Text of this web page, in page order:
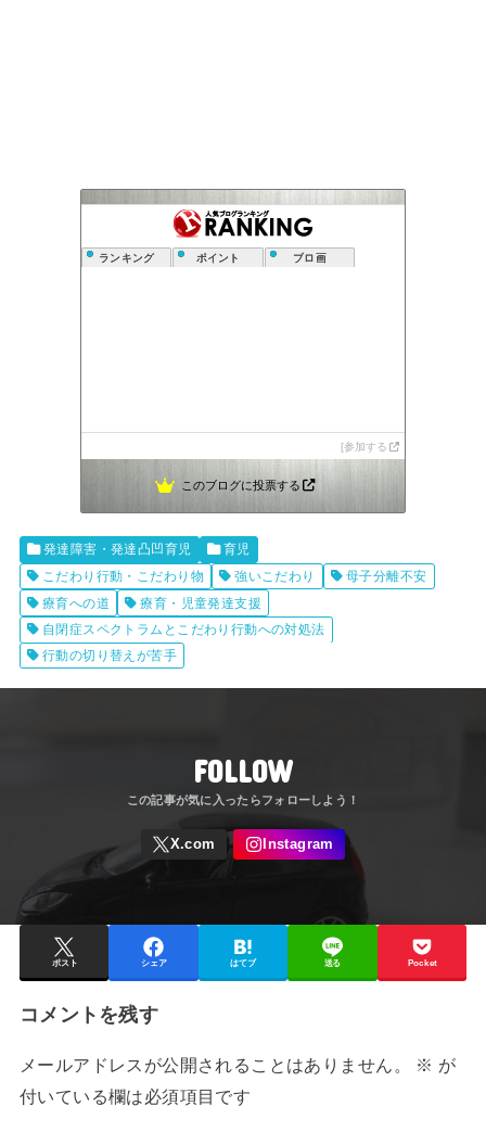
ランキング ポイント ブロ画
参加する
このブログに投票する
発達障害・発達凸凹育児
育児
こだわり行動・こだわり物
強いこだわり
母子分離不安
療育への道
療育・児童発達支援
自閉症スペクトラムとこだわり行動への対処法
行動の切り替えが苦手
FOLLOW
ポスト シェア はてブ 送る Pocket
コメントを残す
メールアドレスが公開されることはありません。 ※ が
付いている欄は必須項目です